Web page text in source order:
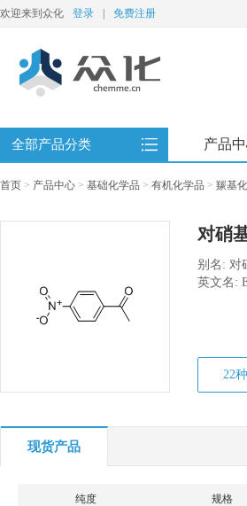
欢迎来到众化 登录 免费注册
全部产品分类 产品
首页 > 产品中心 > 基础化学品 > 有机化学品 > 羰基
对硝
别名: 对
英文名:
22
现货产品
纯度 规格